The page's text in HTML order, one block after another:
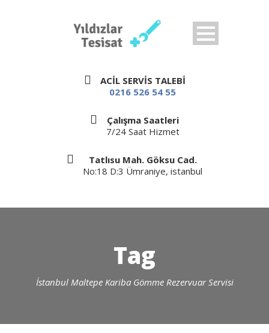
ACİL SERVİS TALEBİ
0216 526 54 55
Çalışma Saatleri
7/24 Saat Hizmet
Tatlısu Mah. Göksu Cad.
No:18 D:3 Ümraniye, istanbul
Tag
İstanbul Maltepe Kariba Gömme Rezervuar Servisi